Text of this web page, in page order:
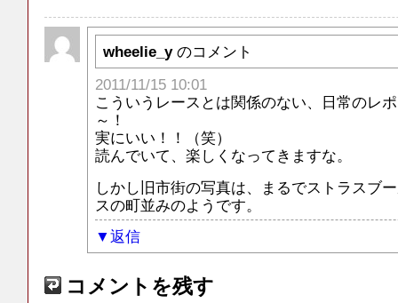
wheelie_y のコメント
2011/11/15 10:01
こういうレースとは関係のない、日常のレ
～！
実にいい！！（笑）
読んでいて、楽しくなってきますな。
しかし旧市街の写真は、まるでストラスブ
スの町並みのようです。
返信
コメントを残す